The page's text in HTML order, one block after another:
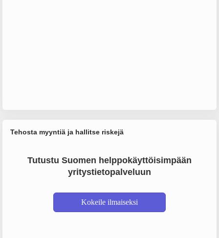
Tehosta myyntiä ja hallitse riskejä
Tutustu Suomen helppokäyttöisimpään
yritystietopalveluun
Kokeile ilmaiseksi